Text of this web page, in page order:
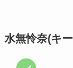
水無怜奈(キ